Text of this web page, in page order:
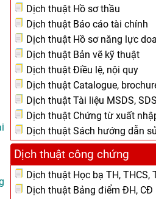
Dịch thuật Hồ sơ thầu
Dịch thuật Báo cáo tài chính
Dịch thuật Hồ sơ năng lực
Dịch thuật Bản vẽ kỹ thuật
Dịch thuật Điều lệ, nội quy
Dịch thuật Catalogue,
Dịch thuật Tài liệu MSDS, SDS
Dịch thuật Chứng từ xuất
Dịch thuật Sách hướng dẫn
Dịch thuật công chứng
Dịch thuật Học bạ TH, THCS,
Dịch thuật Bảng điểm ĐH, CĐ